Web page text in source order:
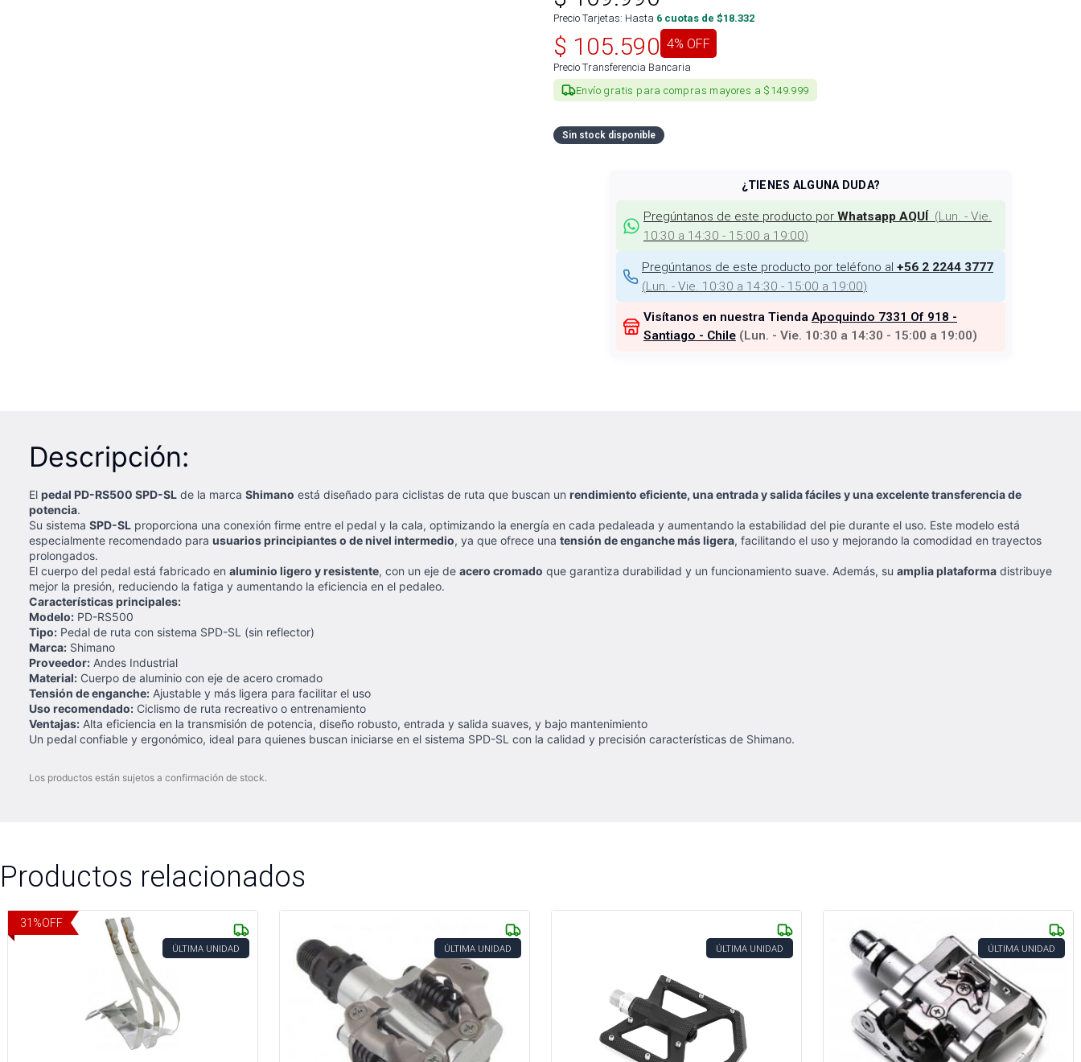
Precio Tarjetas: Hasta 6 cuotas de $18.332
$ 105.590 4% OFF
Precio Transferencia Bancaria
Envío gratis para compras mayores a $149.999
Sin stock disponible
¿TIENES ALGUNA DUDA?
Pregúntanos de este producto por Whatsapp AQUÍ (Lun. - Vie.
10:30 a 14:30 - 15:00 a 19:00)
Pregúntanos de este producto por teléfono al +56 2 2244 3777
(Lun. - Vie. 10:30 a 14:30 - 15:00 a 19:00)
Visítanos en nuestra Tienda Apoquindo 7331 Of 918 -
Santiago - Chile (Lun. - Vie. 10:30 a 14:30 - 15:00 a 19:00)
Descripción:
El pedal PD-RS500 SPD-SL de la marca Shimano está diseñado para ciclistas de ruta que buscan un rendimiento eficiente, una entrada y salida fáciles y una excelente transferencia de
potencia.
Su sistema SPD-SL proporciona una conexión firme entre el pedal y la cala, optimizando la energía en cada pedaleada y aumentando la estabilidad del pie durante el uso. Este modelo está
especialmente recomendado para usuarios principiantes o de nivel intermedio, ya que ofrece una tensión de enganche más ligera, facilitando el uso y mejorando la comodidad en trayectos
prolongados.
El cuerpo del pedal está fabricado en aluminio ligero y resistente, con un eje de acero cromado que garantiza durabilidad y un funcionamiento suave. Además, su amplia plataforma distribuye
mejor la presión, reduciendo la fatiga y aumentando la eficiencia en el pedaleo.
Características principales:
Modelo: PD-RS500
Tipo: Pedal de ruta con sistema SPD-SL (sin reflector)
Marca: Shimano
Proveedor: Andes Industrial
Material: Cuerpo de aluminio con eje de acero cromado
Tensión de enganche: Ajustable y más ligera para facilitar el uso
Uso recomendado: Ciclismo de ruta recreativo o entrenamiento
Ventajas: Alta eficiencia en la transmisión de potencia, diseño robusto, entrada y salida suaves, y bajo mantenimiento
Un pedal confiable y ergonómico, ideal para quienes buscan iniciarse en el sistema SPD-SL con la calidad y precisión características de Shimano.
Los productos están sujetos a confirmación de stock.
Productos relacionados
31 %OFF
ÚLTIMA UNIDAD ÚLTIMA UNIDAD ÚLTIMA UNIDAD ÚLTIMA UNIDAD